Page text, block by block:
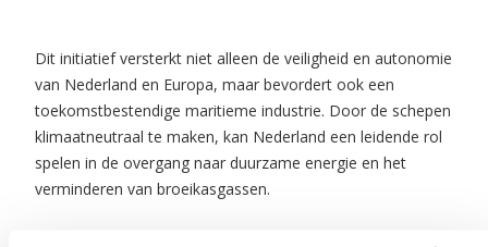
Dit initiatief versterkt niet alleen de veiligheid en autonomie
van Nederland en Europa, maar bevordert ook een
toekomstbestendige maritieme industrie. Door de schepen
klimaatneutraal te maken, kan Nederland een leidende rol
spelen in de overgang naar duurzame energie en het
verminderen van broeikasgassen.